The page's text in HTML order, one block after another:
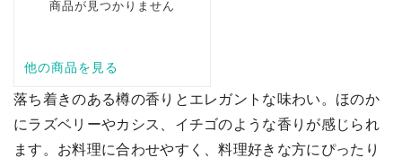
落ち着きのある樽の香りとエレガントな味わい。ほのか
にラズベリーやカシス、イチゴのような香りが感じられ
ます。お料理に合わせやすく、料理好きな方にぴったり